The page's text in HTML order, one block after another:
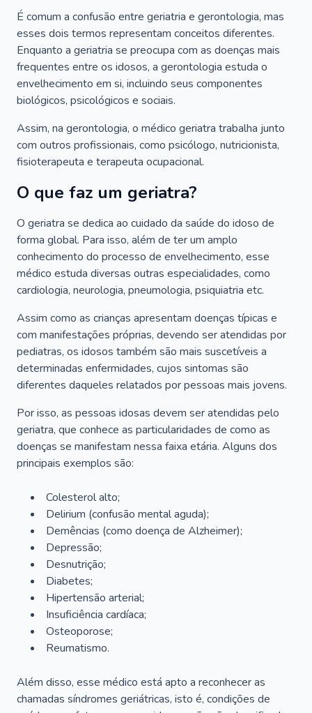
É comum a confusão entre geriatria e gerontologia, mas
esses dois termos representam conceitos diferentes.
Enquanto a geriatria se preocupa com as doenças mais
frequentes entre os idosos, a gerontologia estuda o
envelhecimento em si, incluindo seus componentes
biológicos, psicológicos e sociais.
Assim, na gerontologia, o médico geriatra trabalha junto
com outros profissionais, como psicólogo, nutricionista,
fisioterapeuta e terapeuta ocupacional.
O que faz um geriatra?
O geriatra se dedica ao cuidado da saúde do idoso de
forma global. Para isso, além de ter um amplo
conhecimento do processo de envelhecimento, esse
médico estuda diversas outras especialidades, como
cardiologia, neurologia, pneumologia, psiquiatria etc.
Assim como as crianças apresentam doenças típicas e
com manifestações próprias, devendo ser atendidas por
pediatras, os idosos também são mais suscetíveis a
determinadas enfermidades, cujos sintomas são
diferentes daqueles relatados por pessoas mais jovens.
Por isso, as pessoas idosas devem ser atendidas pelo
geriatra, que conhece as particularidades de como as
doenças se manifestam nessa faixa etária. Alguns dos
principais exemplos são:
Colesterol alto;
Delirium (confusão mental aguda);
Demências (como doença de Alzheimer);
Depressão;
Desnutrição;
Diabetes;
Hipertensão arterial;
Insuficiência cardíaca;
Osteoporose;
Reumatismo.
Além disso, esse médico está apto a reconhecer as
chamadas síndromes geriátricas, isto é, condições de